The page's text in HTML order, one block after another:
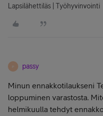
Lapsilähettiläs | Työhyvinvointi
P passy
Minun ennakkotilaukseni
loppuminen varastosta.
helmikuulla tehdyt